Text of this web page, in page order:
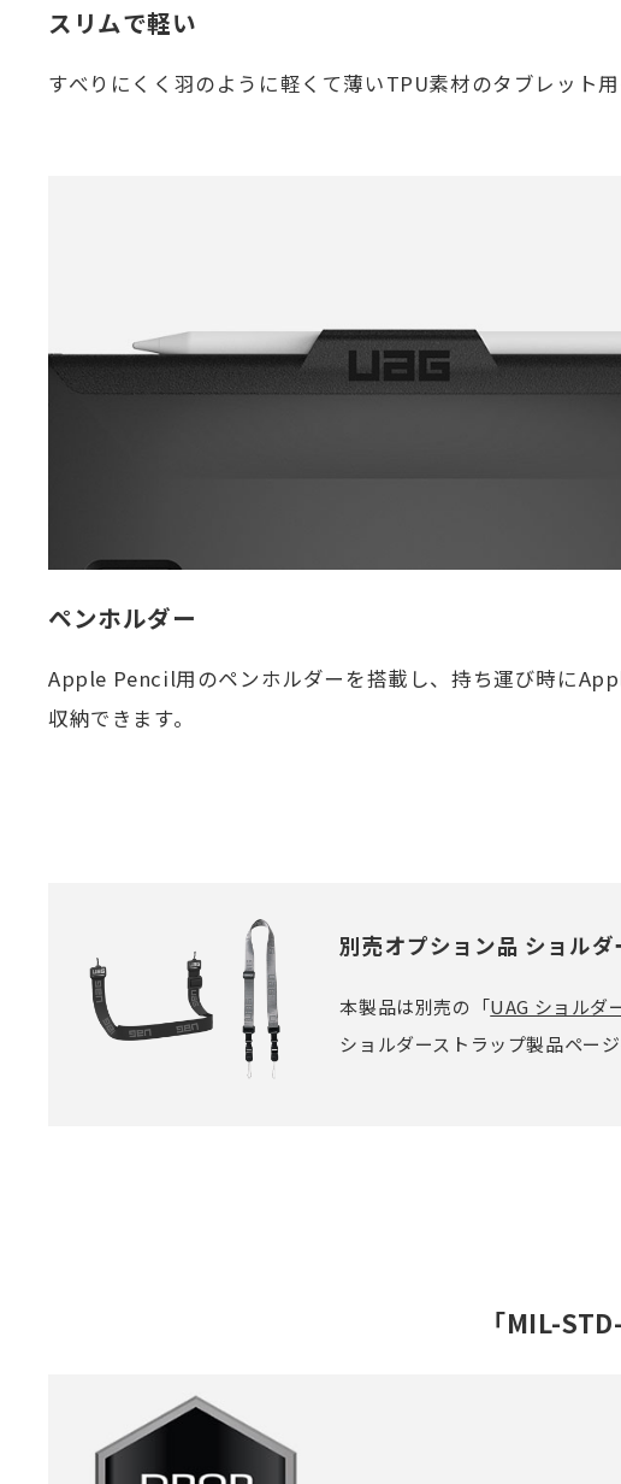
スリムで軽い
すべりにくく羽のように軽くて薄いTPU素材のタブレット用
ペンホルダー
Apple Pencil用のペンホルダーを搭載し、持ち運び時に
収納できます。
別売オプション品 ショル
本製品は別売の「UAG ショルダ
ショルダーストラップ製品ペー
「MIL-